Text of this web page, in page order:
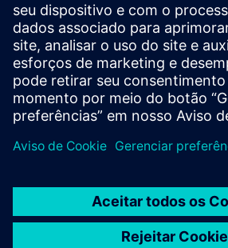
Vamos conversar. Entre em contato
a descobrir o melhor lugar para
Contact us